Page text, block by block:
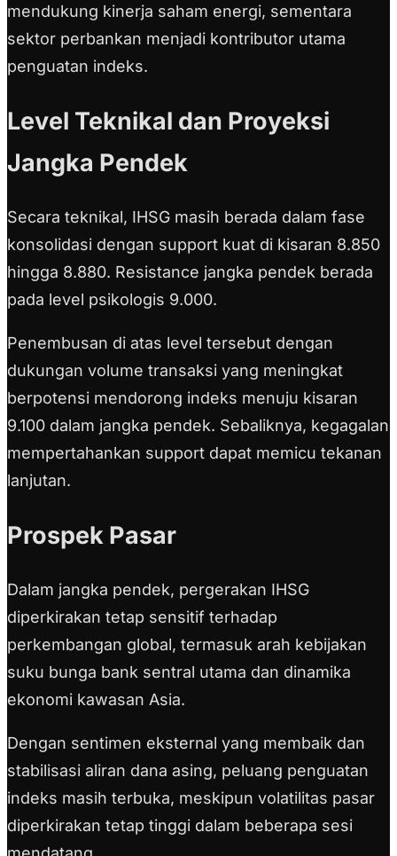
mendukung kinerja saham energi, sementara
sektor perbankan menjadi kontributor utama
penguatan indeks.
Level Teknikal dan Proyeksi
Jangka Pendek
Secara teknikal, IHSG masih berada dalam fase
konsolidasi dengan support kuat di kisaran 8.850
hingga 8.880. Resistance jangka pendek berada
pada level psikologis 9.000.
Penembusan di atas level tersebut dengan
dukungan volume transaksi yang meningkat
berpotensi mendorong indeks menuju kisaran
9.100 dalam jangka pendek. Sebaliknya, kegagalan
mempertahankan support dapat memicu tekanan
lanjutan.
Prospek Pasar
Dalam jangka pendek, pergerakan IHSG
diperkirakan tetap sensitif terhadap
perkembangan global, termasuk arah kebijakan
suku bunga bank sentral utama dan dinamika
ekonomi kawasan Asia.
Dengan sentimen eksternal yang membaik dan
stabilisasi aliran dana asing, peluang penguatan
indeks masih terbuka, meskipun volatilitas pasar
diperkirakan tetap tinggi dalam beberapa sesi